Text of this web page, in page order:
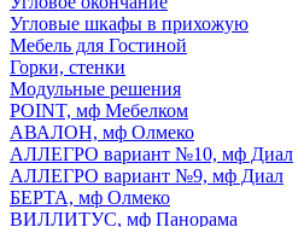
Угловые шкафы в прихожую
Мебель для Гостиной
Горки, стенки
Модульные решения
POINT, мф Мебелком
АВАЛОН, мф Олмеко
АЛЛЕГРО вариант №10, мф Диал
АЛЛЕГРО вариант №9, мф Диал
БЕРТА, мф Олмеко
ВИЛЛИТУС, мф Панорама